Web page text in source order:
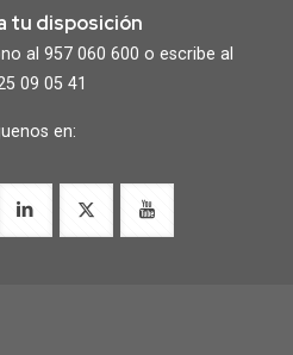
tu disposición
al 957 060 600 o escribe al
09 05 41
en: